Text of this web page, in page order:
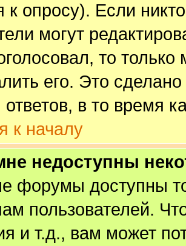
к опросу). Если
могут
то
его. Это
в то время
к началу
недоступны
форумы доступны
пользователей.
и т.д., вам может